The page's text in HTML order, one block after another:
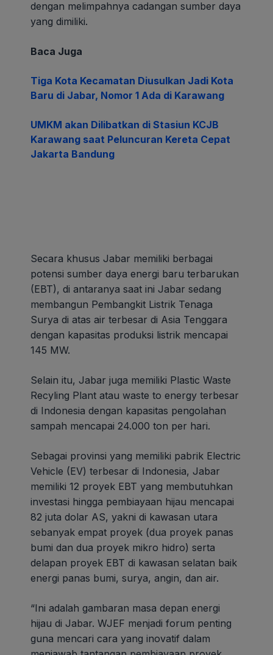
dengan melimpahnya cadangan sumber daya
yang dimiliki.
Baca Juga
Tiga Kota Kecamatan Diusulkan Jadi Kota
Baru di Jabar, Nomor 1 Ada di Karawang
UMKM akan Dilibatkan di Stasiun KCJB
Karawang saat Peluncuran Kereta Cepat
Jakarta Bandung
Secara khusus Jabar memiliki berbagai
potensi sumber daya energi baru terbarukan
(EBT), di antaranya saat ini Jabar sedang
membangun Pembangkit Listrik Tenaga
Surya di atas air terbesar di Asia Tenggara
dengan kapasitas produksi listrik mencapai
145 MW.
Selain itu, Jabar juga memiliki Plastic Waste
Recyling Plant atau waste to energy terbesar
di Indonesia dengan kapasitas pengolahan
sampah mencapai 24.000 ton per hari.
Sebagai provinsi yang memiliki pabrik Electric
Vehicle (EV) terbesar di Indonesia, Jabar
memiliki 12 proyek EBT yang membutuhkan
investasi hingga pembiayaan hijau mencapai
82 juta dolar AS, yakni di kawasan utara
sebanyak empat proyek (dua proyek panas
bumi dan dua proyek mikro hidro) serta
delapan proyek EBT di kawasan selatan baik
energi panas bumi, surya, angin, dan air.
“Ini adalah gambaran masa depan energi
hijau di Jabar. WJEF menjadi forum penting
guna mencari cara yang inovatif dalam